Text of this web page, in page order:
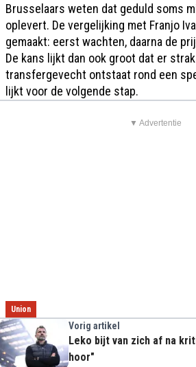
Brusselaars weten dat geduld soms
oplevert. De vergelijking met Franjo
gemaakt: eerst wachten, daarna de
De kans lijkt dan ook groot dat er
transfergevecht ontstaat rond een
lijkt voor de volgende stap.
▼ Advertentie
Union
Vorig artikel
Leko bijt van zich af na
hoor"